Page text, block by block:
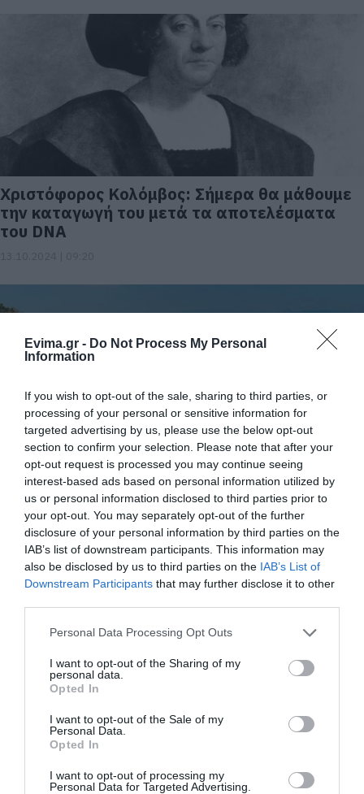
Evima.gr - Do Not Process My Personal
Information
If you wish to opt-out of the sale, sharing to third parties, or
processing of your personal or sensitive information for
targeted advertising by us, please use the below opt-out
section to confirm your selection. Please note that after your
opt-out request is processed you may continue seeing
interest-based ads based on personal information utilized by
us or personal information disclosed to third parties prior to
your opt-out. You may separately opt-out of the further
disclosure of your personal information by third parties on the
IAB’s list of downstream participants. This information may
also be disclosed by us to third parties on the IAB’s List of
Downstream Participants that may further disclose it to other
Please note that this website/app uses one or more Google
not limited to your visit or usage behaviour. You may click to
grant or deny consent to Google and its third-party tags to
use your data for below specified purposes in below Google
consent section.
Personal Data Processing Opt Outs
I want to opt-out of the Sharing of my
personal data.
Opted In
I want to opt-out of the Sale of my
Personal Data.
Opted In
I want to opt-out of processing my
Personal Data for Targeted Advertising.
Χριστόφορος Κολόμβος: Σήμερα θα μάθουμε
την καταγωγή του μετά τα αποτελέσματα
του DNA
Σε ανοδική τροχιά και τα οικόπεδα – Πόσο
κοστίζει να χτίσεις σπίτι σήμερα
08.07.2024 | 22:20
Εύβοια: Πώς θα βγάλετε βεβαίωση
κατοικίας από το gov.gr